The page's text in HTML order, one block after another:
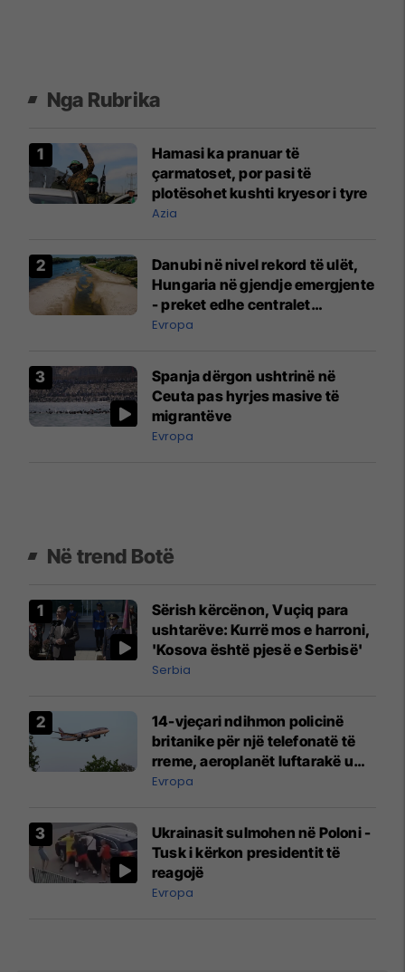
Nga Rubrika
Hamasi ka pranuar të
çarmatoset, por pasi të
plotësohet kushti kryesor i tyre
Azia
Danubi në nivel rekord të ulët,
Hungaria në gjendje emergjente
- preket edhe centralet
bërthamore
Evropa
Spanja dërgon ushtrinë në
Ceuta pas hyrjes masive të
migrantëve
Evropa
Në trend Botë
Sërish kërcënon, Vuçiq para
ushtarëve: Kurrë mos e harroni,
'Kosova është pjesë e Serbisë'
Serbia
14-vjeçari ndihmon policinë
britanike për një telefonatë të
rreme, aeroplanët luftarakë u
ngritën në ajër për të
Mançesterit
Evropa
Ukrainasit sulmohen në Poloni -
Tusk i kërkon presidentit të
reagojë
Evropa